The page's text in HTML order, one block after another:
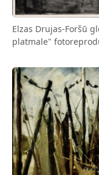
Elzas Drujas-Foršū
platmale"